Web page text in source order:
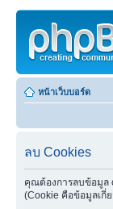
หน้าเว็บบอร์ด
ลบ Cookies
คุณต้องการลบข้อมูล
(Cookie คือข้อมูลเกี่